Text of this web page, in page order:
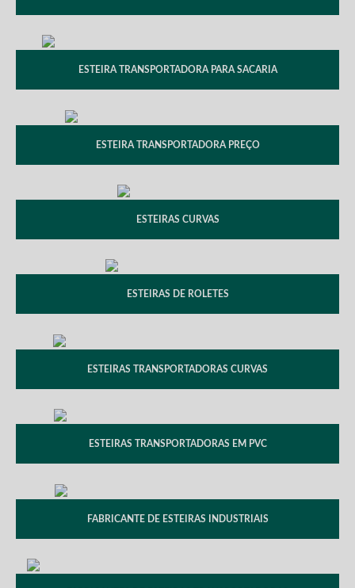
ESTEIRA TRANSPORTADORA PARA SACARIA
ESTEIRA TRANSPORTADORA PREÇO
ESTEIRAS CURVAS
ESTEIRAS DE ROLETES
ESTEIRAS TRANSPORTADORAS CURVAS
ESTEIRAS TRANSPORTADORAS EM PVC
FABRICANTE DE ESTEIRAS INDUSTRIAIS